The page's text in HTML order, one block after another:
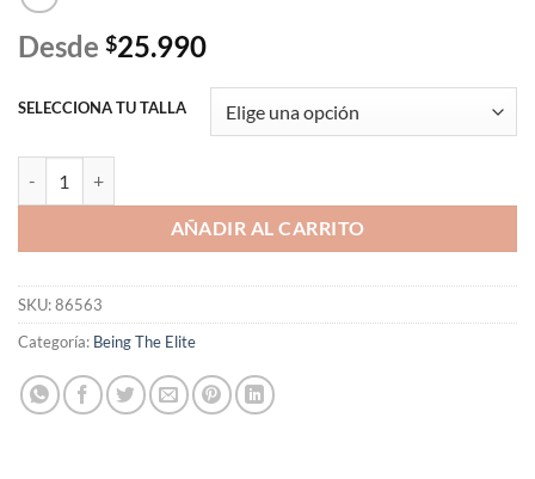
Desde $25.990
SELECCIONA TU TALLA
AÑADIR AL CARRITO
SKU:86563
Categoría: Being The Elite